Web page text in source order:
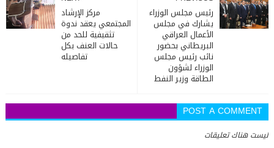
مركز الإرشاد
المجتمعي يعقد ندوة
تثقيفية للحد من
حالات العنف بكل
تفاصيله
رئيس مجلس الوزراء
يشارك في مجلس
الأعمال العراقي
البريطاني بحضور
نائب رئيس مجلس
الوزراء لشؤون
الطاقة وزير النفط
POST A COMMENT
ليست هناك تعليقات